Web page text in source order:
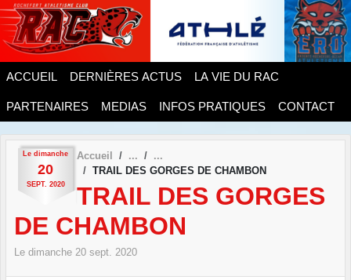
ACCUEIL DERNIÈRES ACTUS LA VIE DU RAC
PARTENAIRES MEDIAS INFOS PRATIQUES CONTACT
Le dimanche
20
SEPT. 2020
Accueil
TRAIL DES GORGES DE CHAMBON
TRAIL DES GORGES
DE CHAMBON
Le dimanche 20 sept. 2020
Panneau de gestion des cookies